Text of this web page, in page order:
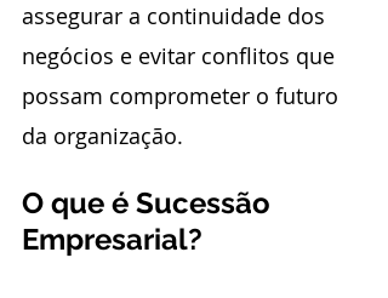
assegurar a continuidade dos
negócios e evitar conflitos que
possam comprometer o futuro
da organização.
O que é Sucessão
Empresarial?